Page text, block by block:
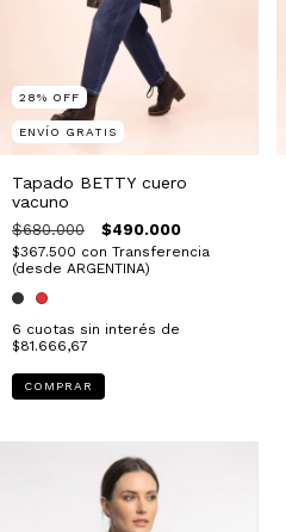
28% OFF
ENVÍO GRATIS
Tapado BETTY cuero
vacuno
$680.000 $490.000
$367.500 con Transferencia
(desde ARGENTINA)
6 cuotas sin interés de
$81.666,67
COMPRAR